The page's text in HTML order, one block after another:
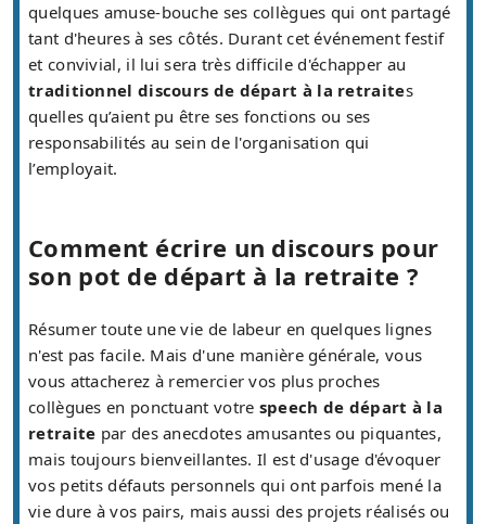
quelques amuse-bouche ses collègues qui ont partagé
tant d'heures à ses côtés. Durant cet événement festif
et convivial, il lui sera très difficile d'échapper au
traditionnel discours de départ à la retraites
quelles qu’aient pu être ses fonctions ou ses
responsabilités au sein de l'organisation qui
l’employait.
Comment écrire un discours pour
son pot de départ à la retraite ?
Résumer toute une vie de labeur en quelques lignes
n'est pas facile. Mais d'une manière générale, vous
vous attacherez à remercier vos plus proches
collègues en ponctuant votre speech de départ à la
retraite par des anecdotes amusantes ou piquantes,
mais toujours bienveillantes. Il est d'usage d'évoquer
vos petits défauts personnels qui ont parfois mené la
vie dure à vos pairs, mais aussi des projets réalisés ou